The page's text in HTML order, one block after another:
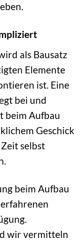
als Bausatz
Elemente
ist. Eine
bei und
beim Aufbau
Geschick
selbst
beim Aufbau
wir vermitteln